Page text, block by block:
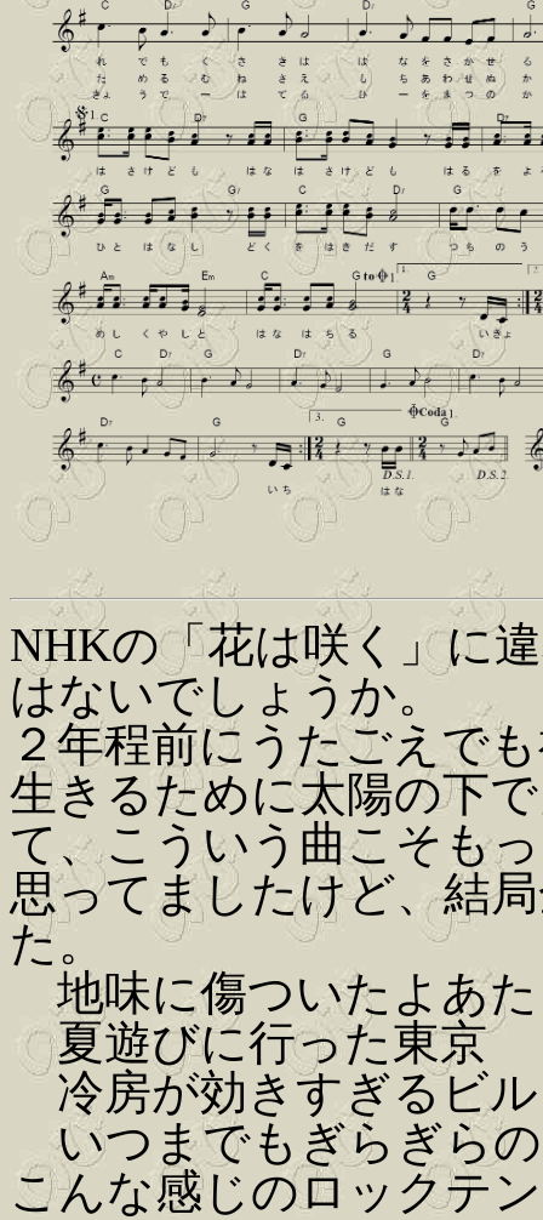
NHKの「花は咲く」に
はないでしょうか。
２年程前にうたごえで
生きるために太陽の下
て、こういう曲こそも
思ってましたけど、結
た。
地味に傷ついたよあ
夏遊びに行った東京
冷房が効きすぎるビ
いつまでもぎらぎら
こんな感じのロックテ